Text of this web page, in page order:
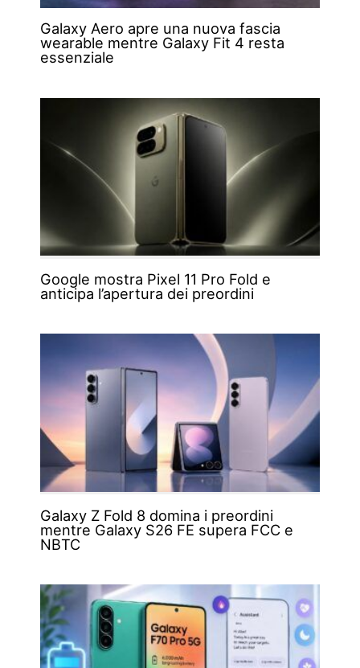
Galaxy Aero apre una nuova fascia
wearable mentre Galaxy Fit 4 resta
essenziale
Google mostra Pixel 11 Pro Fold e
anticipa l’apertura dei preordini
Galaxy Z Fold 8 domina i preordini
mentre Galaxy S26 FE supera FCC e
NBTC